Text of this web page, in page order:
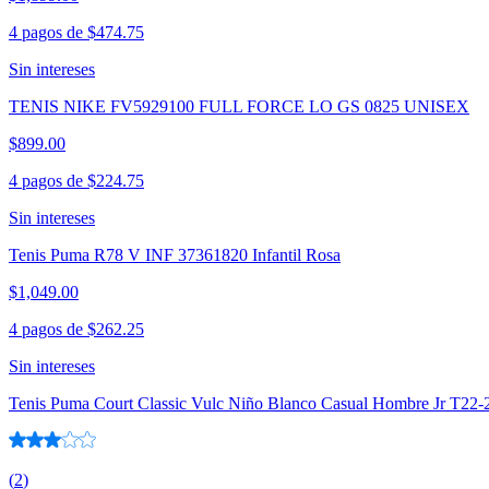
4 pagos de $474.75
Sin intereses
TENIS NIKE FV5929100 FULL FORCE LO GS 0825 UNISEX
$899.00
4 pagos de $224.75
Sin intereses
Tenis Puma R78 V INF 37361820 Infantil Rosa
$1,049.00
4 pagos de $262.25
Sin intereses
Tenis Puma Court Classic Vulc Niño Blanco Casual Hombre Jr T22-
(2)